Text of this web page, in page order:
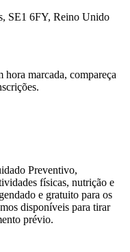
SE1 6FY, Reino Unido
hora marcada, compareça
Preventivo,
físicas, nutrição e
e gratuito para os
disponíveis para tirar
prévio.